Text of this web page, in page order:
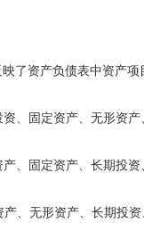
了资产负债表中资产
、固定资产、无形资产
、固定资产、长期投资
、无形资产、长期投资